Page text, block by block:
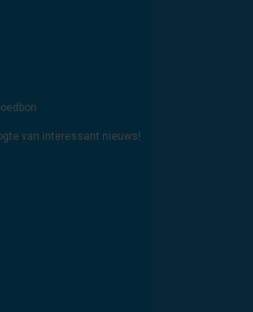
van interessant nieuws!